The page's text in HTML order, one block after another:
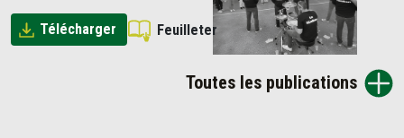
Télécharger Feuilleter
Toutes les publications